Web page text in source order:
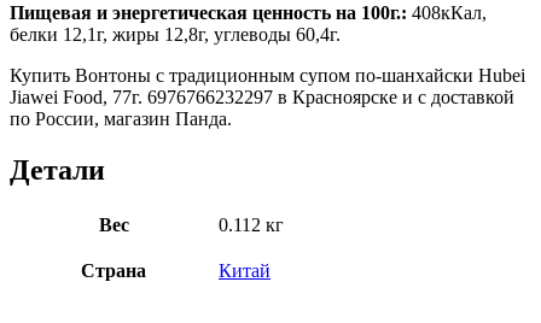
Пищевая и энергетическая ценность на 100г.: 408кКал,
белки 12,1г, жиры 12,8г, углеводы 60,4г.
Купить Вонтоны с традиционным супом по-шанхайски Hubei
Jiawei Food, 77г. 6976766232297 в Красноярске и с доставкой
по России, магазин Панда.
Детали
Вес 0.112 кг
Страна Китай